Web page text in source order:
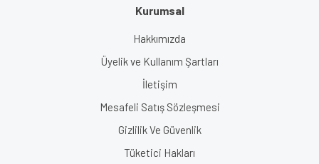
Kurumsal
Hakkımızda
Üyelik ve Kullanım Şartları
İletişim
Mesafeli Satış Sözleşmesi
Gizlilik Ve Güvenlik
Tüketici Hakları